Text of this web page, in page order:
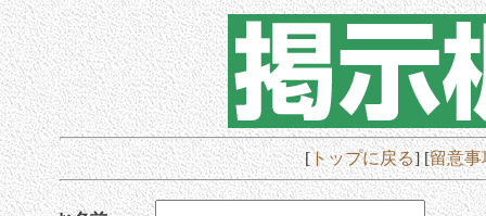
[トップに戻る] [留意事